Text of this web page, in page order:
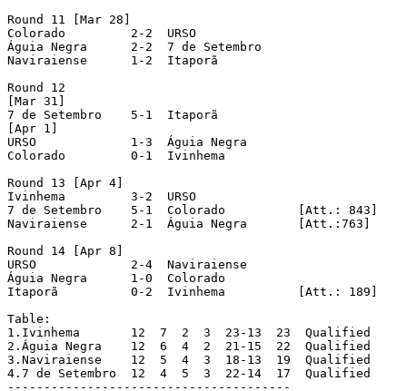
Round 11 [Mar 28]
Colorado	 2-2  URSO
Águia Negra	 2-2  7 de Setembro
Naviraiense	 1-2  Itaporã
Round 12
[Mar 31]
7 de Setembro	 5-1  Itaporã
[Apr 1]
URSO		 1-3  Águia Negra
Colorado	 0-1  Ivinhema
Round 13 [Apr 4]
Ivinhema	 3-2  URSO
7 de Setembro	 5-1  Colorado		[Att.: 843]
Naviraiense	 2-1  Águia Negra	[Att.:763]
Round 14 [Apr 8]
URSO		 2-4  Naviraiense
Águia Negra	 1-0  Colorado
Itaporã		 0-2  Ivinhema		[Att.: 189]
Table:
1.Ivinhema 	 12  7  2  3  23-13  23  Qualified
2.Águia Negra 	 12  6  4  2  21-15  22  Qualified
3.Naviraiense 	 12  5  4  3  18-13  19  Qualified
4.7 de Setembro  12  4  5  3  22-14  17  Qualified
---------------------------------------